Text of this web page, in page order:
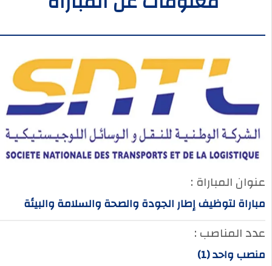
عنوان المباراة :
مباراة لتوظيف إطار الجودة والصحة والسلامة والبيئة
عدد المناصب :
منصب واحد (1)